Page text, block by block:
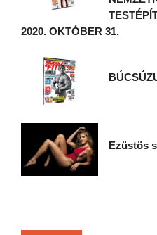
2020. OKTÓBER 31.
Ezüstös